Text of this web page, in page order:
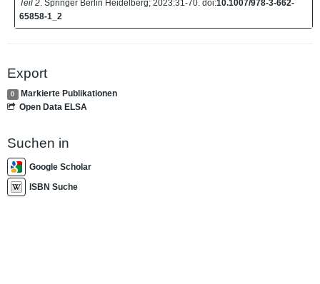
Teil 2 . Springer Berlin Heidelberg; 2023:31-70. doi:10.1007/978-3-662-
65858-1_2
Export
0
Markierte Publikationen
Open Data ELSA
Suchen in
Google Scholar
ISBN Suche